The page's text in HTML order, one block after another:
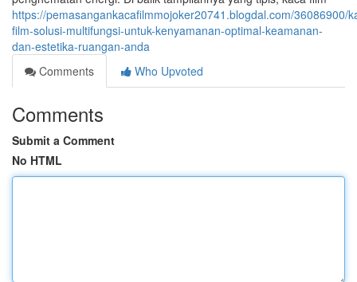
https://pemasangankacafilmmojoker20741.blogdal.com/36086900/
film-solusi-multifungsi-untuk-kenyamanan-optimal-keamanan-
dan-estetika-ruangan-anda
Comments
Who Upvoted
Comments
Submit a Comment
No HTML